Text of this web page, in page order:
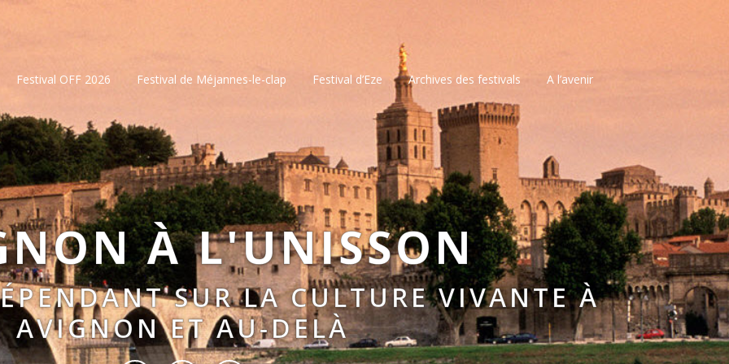
Festival OFF 2026 Festival de Méjannes-le-clap Festival d’Eze Archives des festivals A l’avenir
À L'UNISSON
SUR LA CULTURE VIVANTE À
AVIGNON ET AU-DELÀ